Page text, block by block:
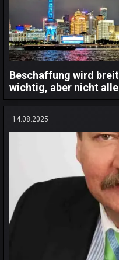
Beschaffung wird
wichtig, aber nicht
14.08.2025